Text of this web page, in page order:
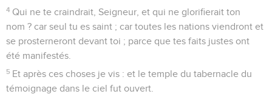
4 Qui ne te craindrait, Seigneur, et qui ne glorifierait ton
nom ? car seul tu es saint ; car toutes les nations viendront et
se prosterneront devant toi ; parce que tes faits justes ont
été manifestés.
5 Et après ces choses je vis : et le temple du tabernacle du
témoignage dans le ciel fut ouvert.